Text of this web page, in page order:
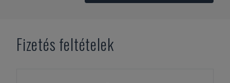
Fizetés feltételek